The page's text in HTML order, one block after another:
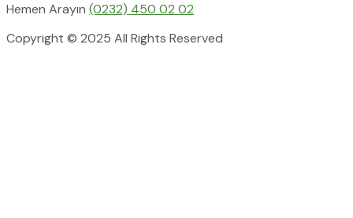
Hemen Arayın (0232) 450 02 02
Copyright © 2025 All Rights Reserved